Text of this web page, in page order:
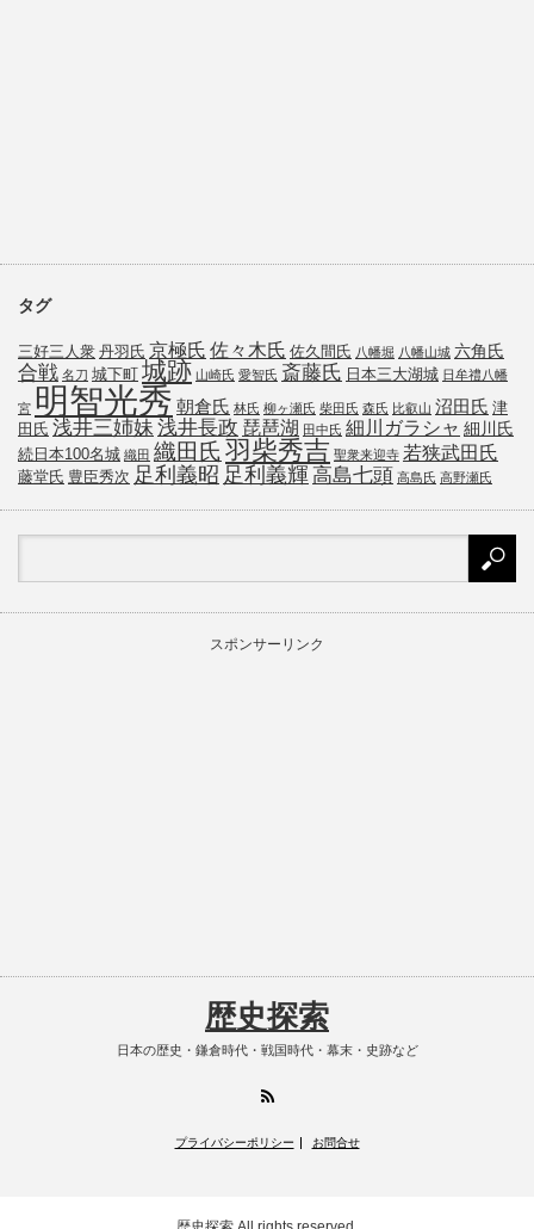
タグ
三好三人衆 丹羽氏 京極氏 佐々木氏 佐久間氏 八幡堀 八幡山城 六角氏
合戦 名刀 城下町 城跡 山崎氏 愛智氏 斎藤氏 日本三大湖城 日牟禮八幡
宮 明智光秀 朝倉氏 林氏 柳ヶ瀬氏 柴田氏 森氏 比叡山 沼田氏 津
田氏 浅井三姉妹 浅井長政 琵琶湖 田中氏 細川ガラシャ 細川氏
続日本100名城 織田 織田氏 羽柴秀吉 聖衆来迎寺 若狭武田氏
藤堂氏 豊臣秀次 足利義昭 足利義輝高島七頭 高島氏 高野瀬氏
スポンサーリンク
歴史探索
日本の歴史・鎌倉時代・戦国時代・幕末・史跡など
プライバシーポリシー お問合せ